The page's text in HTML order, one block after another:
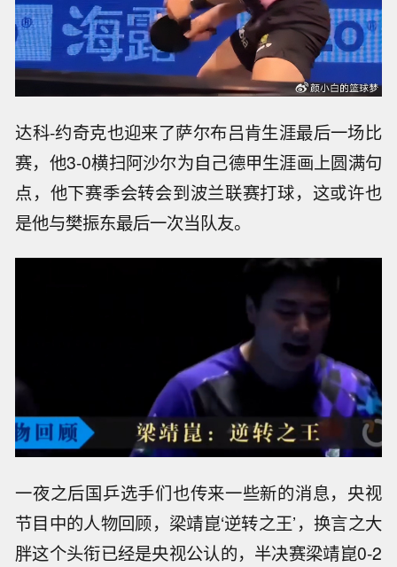
达科-约奇克也迎来了萨尔布吕肯生涯最后一场比
赛，他3-0横扫阿沙尔为自己德甲生涯画上圆满句
点，他下赛季会转会到波兰联赛打球，这或许也
是他与樊振东最后一次当队友。
一夜之后国乒选手们也传来一些新的消息，央视
节目中的人物回顾，梁靖崑‘逆转之王’，换言之大
胖这个头衔已经是央视公认的，半决赛梁靖崑0-2